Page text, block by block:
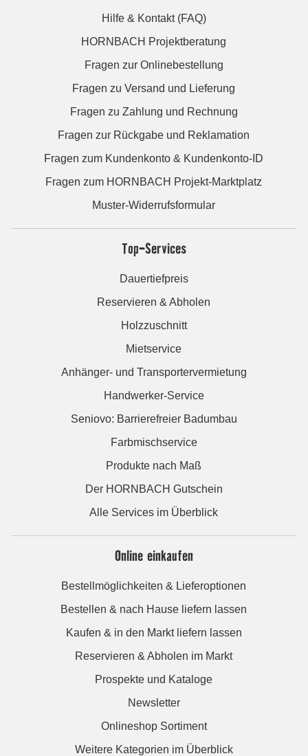
Hilfe & Kontakt (FAQ)
HORNBACH Projektberatung
Fragen zur Onlinebestellung
Fragen zu Versand und Lieferung
Fragen zu Zahlung und Rechnung
Fragen zur Rückgabe und Reklamation
Fragen zum Kundenkonto & Kundenkonto-ID
Fragen zum HORNBACH Projekt-Marktplatz
Muster-Widerrufsformular
Top-Services
Dauertiefpreis
Reservieren & Abholen
Holzzuschnitt
Mietservice
Anhänger- und Transportervermietung
Handwerker-Service
Seniovo: Barrierefreier Badumbau
Farbmischservice
Produkte nach Maß
Der HORNBACH Gutschein
Alle Services im Überblick
Online einkaufen
Bestellmöglichkeiten & Lieferoptionen
Bestellen & nach Hause liefern lassen
Kaufen & in den Markt liefern lassen
Reservieren & Abholen im Markt
Prospekte und Kataloge
Newsletter
Onlineshop Sortiment
Weitere Kategorien im Überblick